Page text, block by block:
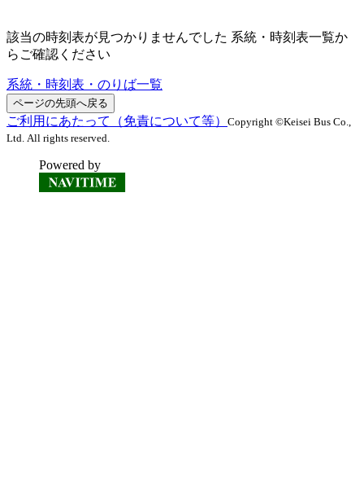
該当の時刻表が見つかりませんでした 系統・時刻表一覧か
らご確認ください
系統・時刻表・のりば一覧
ページの先頭へ戻る
ご利用にあたって（免責について等） Copyright ©Keisei Bus Co.,
Ltd. All rights reserved.
Powered by